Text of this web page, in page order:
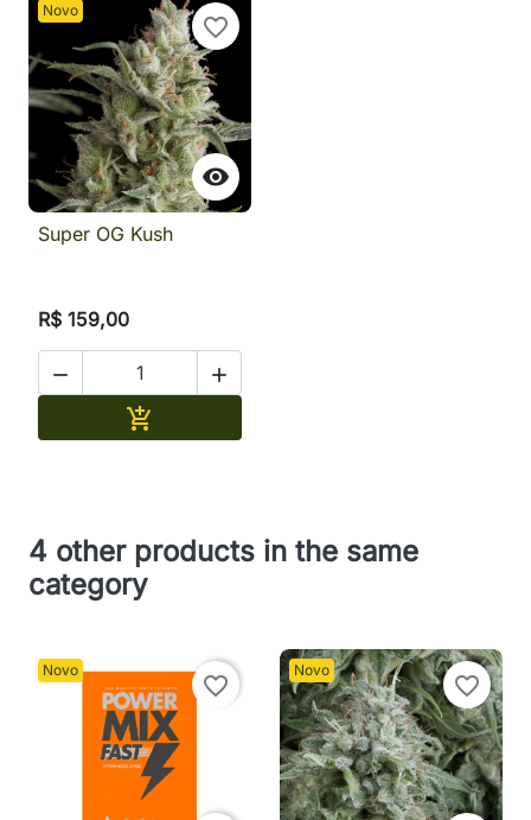
Novo

favorite_border
Super OG Kush
R$ 159,00
 

4 other products in the same
category
Novo
favorite_border
Novo
favorite_border